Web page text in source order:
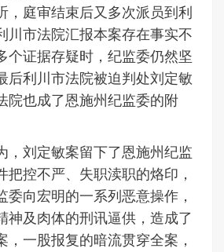
，庭审结束后又多次派员到利
川市法院汇报本案存在事实不
个证据存疑时，纪监委仍然坚
后利川市法院被迫判处刘定敏
院也成了恩施州纪监委的附
，刘定敏案留下了恩施州纪监
把控不严、失职渎职的烙印，
委向宏明的一系列恶意操作，
神及肉体的刑讯逼供，造成了
，一股报复的暗流贯穿全案，